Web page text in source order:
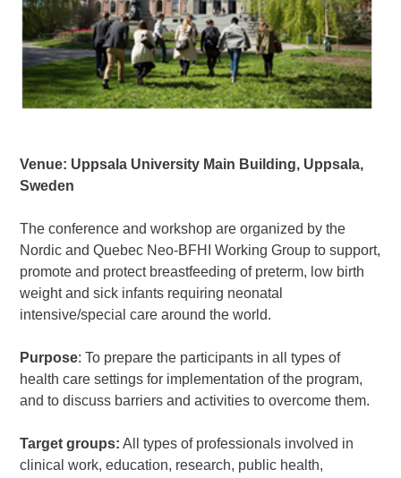
Venue: Uppsala University Main Building, Uppsala,
Sweden
The conference and workshop are organized by the
Nordic and Quebec Neo-BFHI Working Group to support,
promote and protect breastfeeding of preterm, low birth
weight and sick infants requiring neonatal
intensive/special care around the world.
Purpose: To prepare the participants in all types of
health care settings for implementation of the program,
and to discuss barriers and activities to overcome them.
Target groups: All types of professionals involved in
clinical work, education, research, public health,